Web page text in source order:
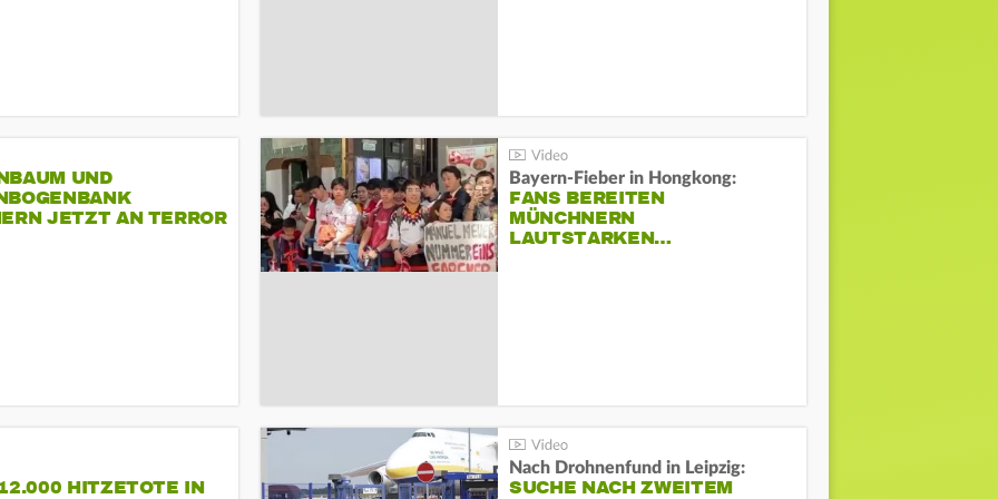
UND
JETZT AN TERROR
Bayern-Fieber in Hongkong:
FANS BEREITEN
MÜNCHNERN
LAUTSTARKEN…
HITZETOTE IN
Nach Drohnenfund in Leipzig:
SUCHE NACH ZWEITEM